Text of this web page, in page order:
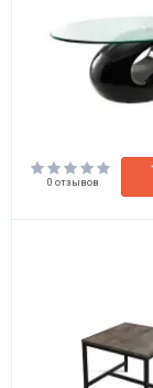
0 отзывов